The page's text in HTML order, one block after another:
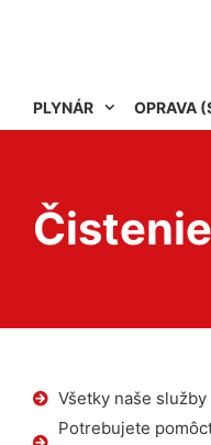
PLYNÁR OPRAVA
Všetky naše
Potrebujete